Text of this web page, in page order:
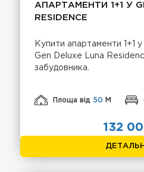
АПАРТАМЕНТИ 1+1 У
RESIDENCE
Купити апартаменти 1+1
Gen Deluxe Luna
забудовника.
Площа від 50 М
132